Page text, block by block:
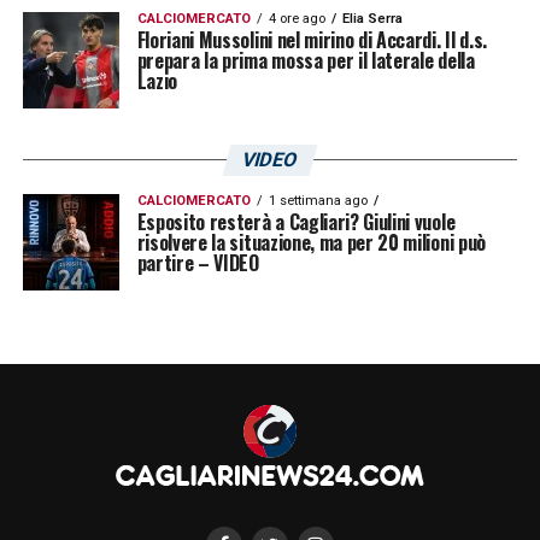
giovane.
La decisione finale
aumentare.
LEGGI ANCHE:Convocati Cagliari: scelta a
CALCIOMERCATO 4 ore ago Elia Serra
Floriani Mussolini nel mirino di Accardi. Il d.s.
prepara la prima mossa per il laterale della
Lazio
VIDEO
CALCIOMERCATO 1 settimana ago
Esposito resterà a Cagliari? Giulini vuole
risolvere la situazione, ma per 20 milioni può
partire – VIDEO